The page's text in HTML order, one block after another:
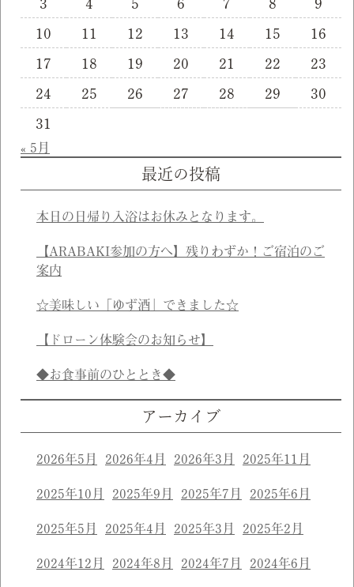
10
11 12 13 14 15
16
17
18 19 20 21 22
23
24
25 26 27 28 29
30
31
« 5月
最近の投稿
本日の日帰り入浴はお休みとなります。
【ARABAKI参加の方へ】残りわずか！ご宿泊のご
案内
☆美味しい「ゆず酒」できました☆
【ドローン体験会のお知らせ】
◆お食事前のひととき◆
アーカイブ
2026年5月 2026年4月 2026年3月 2025年11月
2025年10月 2025年9月 2025年7月 2025年6月
2025年5月 2025年4月 2025年3月 2025年2月
2024年12月 2024年8月 2024年7月 2024年6月